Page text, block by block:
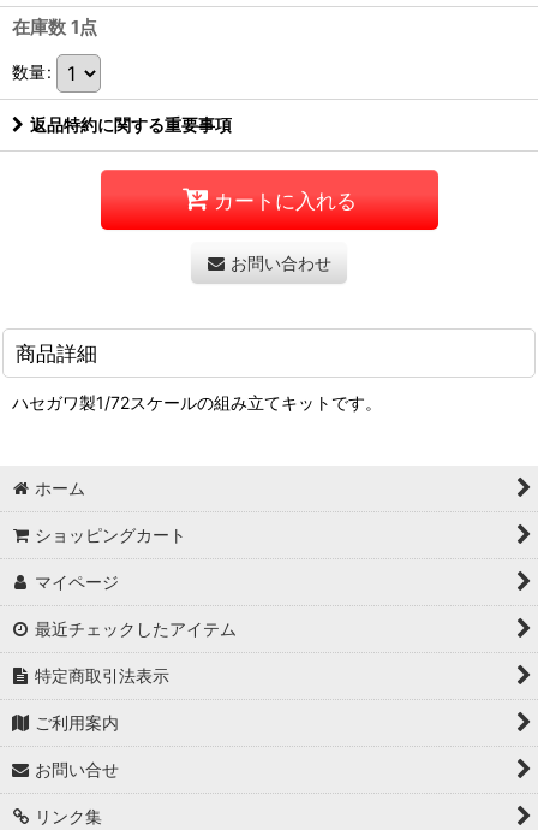
在庫数 1点
数量:
返品特約に関する重要事項
カートに入れる
お問い合わせ
商品詳細
ハセガワ製1/72スケールの組み立てキットです。
ホーム
ショッピングカート
マイページ
最近チェックしたアイテム
特定商取引法表示
ご利用案内
お問い合せ
リンク集